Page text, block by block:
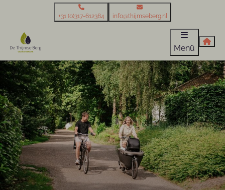
+31 (0)317-612384 info@thijmseberg.nl
Menü